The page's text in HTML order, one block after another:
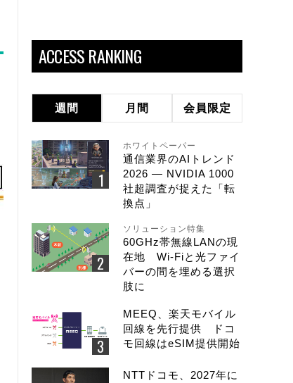
ACCESS RANKING
週間 月間 会員限定
ホワイトペーパー
通信業界のAIトレンド
2026 ― NVIDIA 1000
社超調査が捉えた「転
換点」
ソリューション特集
60GHz帯無線LANの現
在地 Wi-Fiと光ファイ
バーの間を埋める選択
肢に
MEEQ、楽天モバイル
回線を先行提供 ドコ
モ回線はeSIM提供開始
NTTドコモ、2027年に